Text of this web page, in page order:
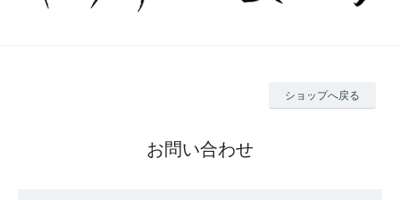
ショップへ戻る
お問い合わせ